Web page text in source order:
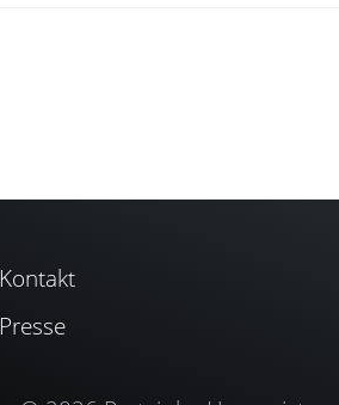
Kontakt
Presse